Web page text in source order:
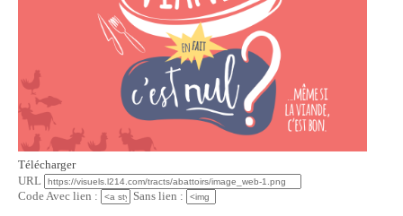
Télécharger
URL
Code Avec lien :
Sans lien :